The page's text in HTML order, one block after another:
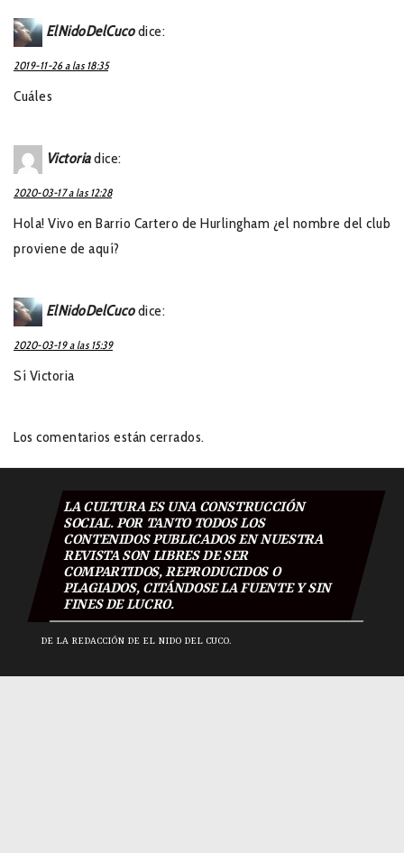
ElNidoDelCuco dice:
2019-11-26 a las 18:35
Cuáles
Victoriadice:
2020-03-17 a las 12:28
Hola! Vivo en Barrio Cartero de Hurlingham ¿el nombre del club
proviene de aquí?
ElNidoDelCuco dice:
2020-03-19 a las 15:39
Sí Victoria
Los comentarios están cerrados.
LA CULTURA ES UNA CONSTRUCCIÓN
SOCIAL. POR TANTO TODOS LOS
CONTENIDOS PUBLICADOS EN NUESTRA
REVISTA SON LIBRES DE SER
COMPARTIDOS, REPRODUCIDOS O
PLAGIADOS, CITÁNDOSE LA FUENTE Y SIN
FINES DE LUCRO.
DE LA REDACCIÓN DE EL NIDO DEL CUCO.